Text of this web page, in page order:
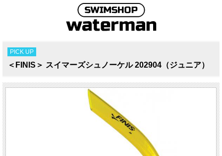
PICK UP
＜FINIS＞ スイマーズシュノーケル 202904（ジュニア）